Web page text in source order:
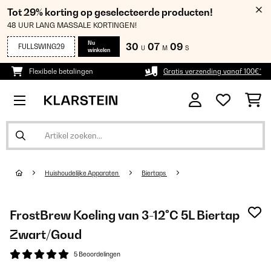
Tot 29% korting op geselecteerde producten!
48 UUR LANG MASSALE KORTINGEN!
FULLSWING29
Nu
winkelen
30 U 07 M 08 S
Flexibele betalingen Gratis verzending vanaf 100€*
Huishoudelijke Apparaten Biertaps
FrostBrew Koeling van 3-12°C 5L Biertap
Zwart/Goud
5 Beoordelingen